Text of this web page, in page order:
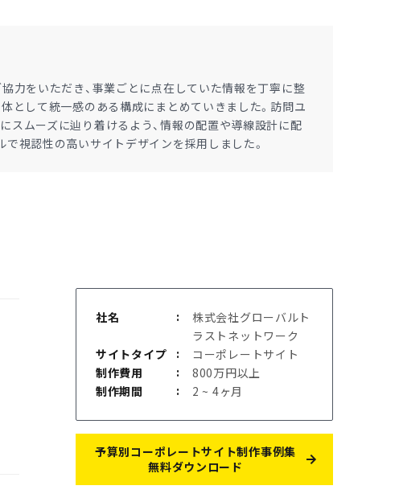
力をいただき、事業ごとに点在していた情報を丁寧に整
体として統一感のある構成にまとめていきました。訪問ユ
スムーズに辿り着けるよう、情報の配置や導線設計に配
で視認性の高いサイトデザインを採用しました。
社名
株式会社グローバルト
ラストネットワーク
サイトタイプ
コーポレートサイト
制作費用
800万円以上
制作期間
2 ~ 4ヶ月
予算別コーポレートサイト制作事例集
無料ダウンロード